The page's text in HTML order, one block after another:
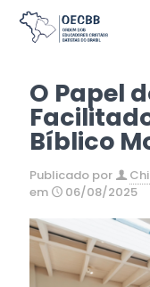
O Papel
Bíblico
Publicado por
em
06/08/2025